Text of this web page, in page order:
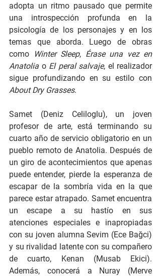
adopta un ritmo pausado que permite
una introspección profunda en la
psicología de los personajes y en los
temas que aborda. Luego de obras
como
Winter Sleep, Érase una vez en
Anatolia o El peral salvaje, el realizador
About Dry Grasses.
Samet (Deniz Celiloglu), un joven
profesor de arte, está terminando su
cuarto año de servicio obligatorio en un
pueblo remoto de Anatolia. Después de
un giro de acontecimientos que apenas
puede entender, pierde la esperanza de
escapar de la sombría vida en la que
parece estar atrapado. Samet encuentra
un escape a su hastío en sus
atenciones especiales e inapropiadas
con su joven alumna Sevim (Ece Bağci)
y su rivalidad latente con su compañero
de cuarto, Kenan (Musab Ekici).
Además, conocerá a Nuray (Merve